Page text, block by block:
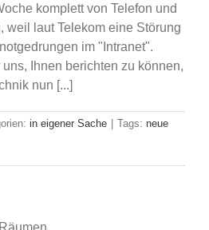
komplett von Telefon und
weil laut Telekom eine Störung
im "Intranet".
Ihnen berichten zu können,
nun [...]
in eigener Sache Tags: neue